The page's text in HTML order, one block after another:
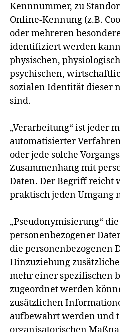
Kennnummer, zu
Online-Kennung (z.B.
oder mehreren
identifiziert werden
physischen,
psychischen,
sozialen Identität dieser
sind.
„Verarbeitung“ ist jeder
automatisierter
oder jede solche
Zusammenhang mit
Daten. Der Begriff reicht
praktisch jeden Umgang
„Pseudonymisierung“
personenbezogener
die personenbezogenen
Hinzuziehung
mehr einer spezifischen
zugeordnet werden
zusätzlichen
aufbewahrt werden und
organisatorischen